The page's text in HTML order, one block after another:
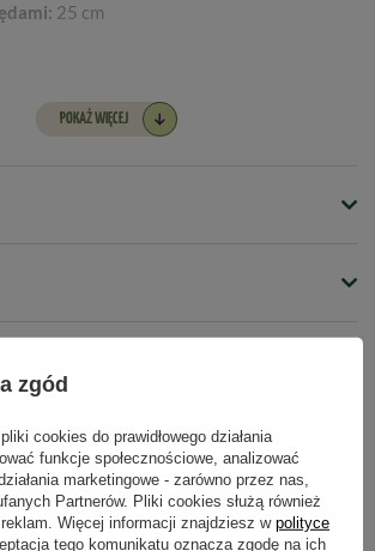
dami: 25 cm
POKAŻ WIĘCEJ
maj
za ten produkt na terenie UE Więcej
zgód
cookies do prawidłowego działania
funkcje społecznościowe, analizować
marketingowe - zarówno przez nas,
Partnerów. Pliki cookies służą również
Więcej informacji znajdziesz w polityce
tego komunikatu oznacza zgodę na ich